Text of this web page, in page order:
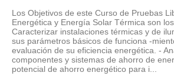
Los Objetivos de este Curso de Pruebas
Energética y Energía Solar Térmica son
Caracterizar instalaciones térmicas y de
sus parámetros básicos de funciona -
evaluación de su eficiencia energética. -
componentes y sistemas de ahorro de
potencial de ahorro energético para i...